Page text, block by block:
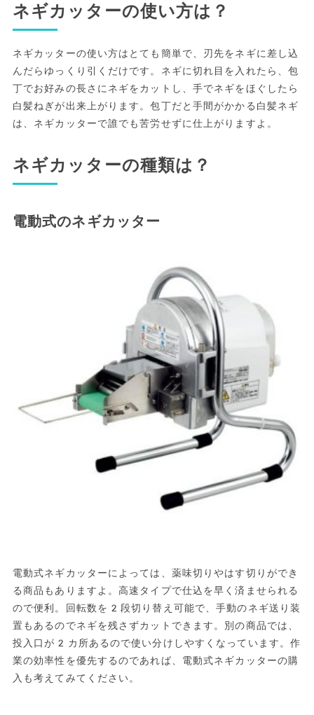
ネギカッターの使い方は？
ネギカッターの使い方はとても簡単で、刃先をネギに差し込
んだらゆっくり引くだけです。ネギに切れ目を入れたら、包
丁でお好みの長さにネギをカットし、手でネギをほぐしたら
白髪ねぎが出来上がります。包丁だと手間がかかる白髪ネギ
は、ネギカッターで誰でも苦労せずに仕上がりますよ。
ネギカッターの種類は？
電動式のネギカッター
電動式ネギカッターによっては、薬味切りやはす切りができ
る商品もありますよ。高速タイプで仕込を早く済ませられる
ので便利。回転数を2段切り替え可能で、手動のネギ送り装
置もあるのでネギを残さずカットできます。別の商品では、
投入口が2カ所あるので使い分けしやすくなっています。作
業の効率性を優先するのであれば、電動式ネギカッターの購
入も考えてみてください。